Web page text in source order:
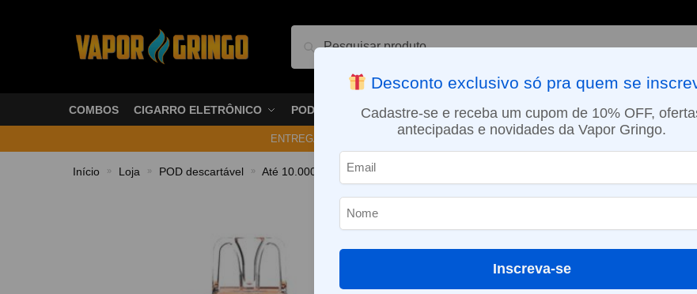
Pesquisar
COMBOS CIGARRO ELETRÔNICO PODS VAPORIZADOR DE ERVAS E-LIQUÍDOS NICOTINA
ENTREGA NO MESMO DIA EM SÃO PAULO (SEG A SEX): PEDIDOS APROVADOS ATÉ
Início » Loja » POD descartável » Até 10.000 Puffs » Pod Descartável Oxbar Plus – 10.000 puffs – Mango Watermelon
Pod
– 10.000
Watermelon
Desconto exclusivo só pra quem se
Cadastre-se e receba um cupom de 10% OFF,
antecipadas e novidades da Vapor Gringo.
Inscreva-se